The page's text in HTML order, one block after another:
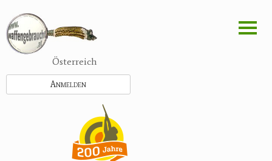
zum
Inhalt
Österreich
Anmelden